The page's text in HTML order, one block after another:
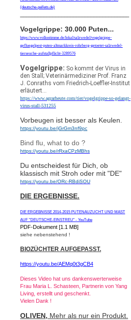
(deutsche-pellets.de)
Vogelgrippe: 30.000 Puten...
https://www.volksstimme.de/lokal/salzwedel/vogelgrippe-
gefluegelpest-puten-altmarkkreis-rohrberg-getoetet-salzwedel-
tierseuche-aufstallpflicht-3289576
Vogelgrippe: So kommt der Virus in
den Stall; Veterinärmediziner Prof. Franz
J. Conraths vom Friedrich-Loeffler-Institut
erläutert...
https://www.agrarheute.com/tier/vogelgrippe-so-gelangt-
virus-stall-531255
Vorbeugen ist besser als Keulen.
https://youtu.be/jGrGm3nf9pc
Bind flu, what to do ?
https://youtu.be/rRxaCPzMBhs
Du entscheidest für Dich, ob
klassisch mit Stroh oder mit "DE"
https://youtu.be/ORc-RBdiSOU
DIE ERGEBNISSE.
DIE ERGEBNISSE 2014-2015 PUTENAUZUCHT UND MAST
AUF "DEUTSCHE-EINSTREU" - YouTube
PDF-Dokument [1.1 MB]
siehe nebenstehend !
BIOZÜCHTER AUFGEPASST.
https://youtu.be/AEMq0t3gCB4
Dieses Video hat uns dankenswerterweise
Frau Maria L. Schasteen, Partnerin von Yang
Living, erstellt und geschenkt.
Vielen Dank !
OLIVEN, Mehr als nur ein Produkt.